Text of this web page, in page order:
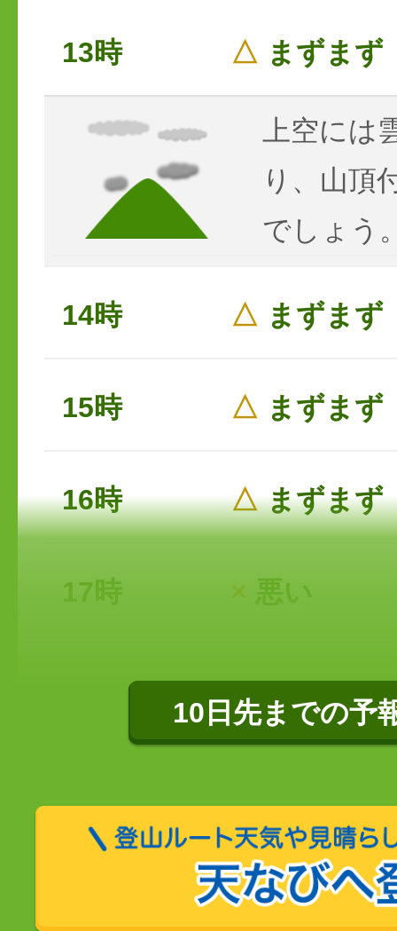
13時 △ まずまず
上空には
り、山頂
でしょう
14時 △ まずまず
15時 △ まずまず
16時 △まずまず
17時 × 悪い
10日先までの予